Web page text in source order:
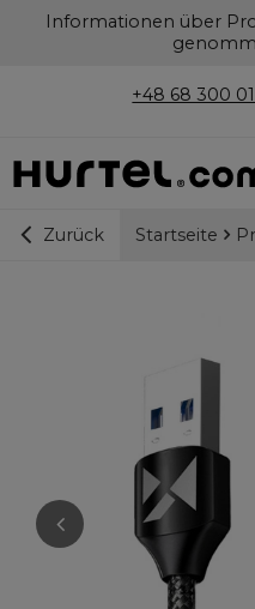
Informationen über
+48 68 300
Zurück Startseite